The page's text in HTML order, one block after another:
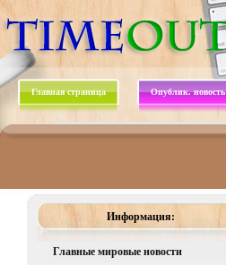
Главная страница Опублик. новость
Информация:
Главные мировые новости